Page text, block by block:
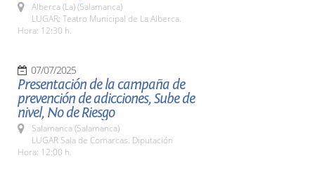
Alberca (La) (Salamanca)
LUGAR: Teatro Municipal de La Alberca.
Hora: 12:30 h.
07/07/2025
Presentación de la campaña de
prevención de adicciones, Sube de
nivel, No de Riesgo
Salamanca (Salamanca)
LUGAR Sala de Comarcas. Diputación
Hora: 12:00 h.